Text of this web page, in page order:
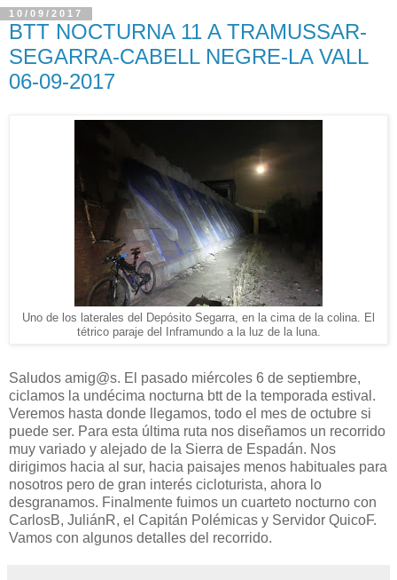
10/09/2017
BTT NOCTURNA 11 A TRAMUSSAR-
SEGARRA-CABELL NEGRE-LA VALL
06-09-2017
Uno de los laterales del Depósito Segarra, en la cima de la colina. El
tétrico paraje del Inframundo a la luz de la luna.
Saludos amig@s. El pasado miércoles 6 de septiembre,
ciclamos la undécima nocturna btt de la temporada estival.
Veremos hasta donde llegamos, todo el mes de octubre si
puede ser. Para esta última ruta nos diseñamos un recorrido
muy variado y alejado de la Sierra de Espadán. Nos
dirigimos hacia al sur, hacia paisajes menos habituales para
nosotros pero de gran interés cicloturista, ahora lo
desgranamos. Finalmente fuimos un cuarteto nocturno con
CarlosB, JuliánR, el Capitán Polémicas y Servidor QuicoF.
Vamos con algunos detalles del recorrido.